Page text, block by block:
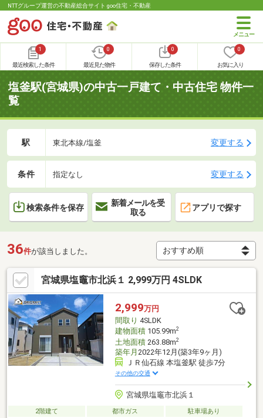
NTTグループ運営の不動産総合サイト goo住宅・不動産
1
最近検索した条件
0
最近見た物件
0
保存した条件
0
お気に入り
塩釜駅(宮城県)の中古一戸建て・中古住宅 物件一
覧
駅 東北本線/塩釜 変更する
条件 指定なし 変更する
検索条件を保存
新着メールを受
取る
アプリで探す
36件が該当しました。
宮城県塩竈市北浜１ 2,999万円 4SLDK
2,999万円
間取り 4SLDK
建物面積105.99m2
土地面積263.88m2
築年月 2022年12月(築3年9ヶ月)
ＪＲ仙石線 本塩釜駅 徒歩7分
その他の交通
宮城県塩竈市北浜１
2階建て 都市ガス
駐車場あり